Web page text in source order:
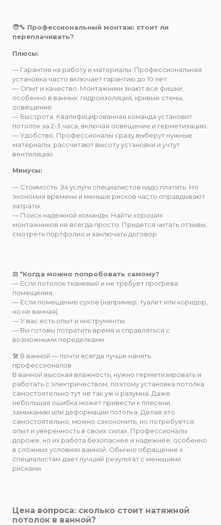
🧑‍🔧 Профессиональный монтаж: стоит ли
переплачивать?
Плюсы:
— Гарантия на работу и материалы. Профессиональная
установка часто включает гарантию до 10 лет.
— Опыт и качество. Монтажники знают все фишки,
особенно в ванных: гидроизоляция, кривые стены,
освещение.
— Быстрота. Квалифицированная команда установит
потолок за 2-3 часа, включая освещение и герметизацию.
— Удобство. Профессионалы сразу выберут нужные
материалы, рассчитают высоту установки и учтут
вентиляцию.
Минусы:
— Стоимость. За услуги специалистов надо платить. Но
экономия времени и меньше рисков часто оправдывают
затраты.
— Поиск надежной команды. Найти хороших
монтажников не всегда просто. Придется читать отзывы,
смотреть портфолио и заключать договор.
⚖️ *Когда можно попробовать самому?
— Если потолок тканевый и не требует прогрева
помещения.
— Если помещение сухое (например, туалет или коридор,
но не ванная).
— У вас есть опыт и инструменты.
— Вы готовы потратить время и справляться с
возможными переделками.
🛠️ В ванной — почти всегда лучше нанять
профессионалов
В ванной высокая влажность, нужно герметизировать и
работать с электричеством, поэтому установка потолка
самостоятельно тут не так уж и разумна. Даже
небольшая ошибка может привести к плесени,
замыканию или деформации потолка. Делая это
самостоятельно, можно сэкономить, но потребуется
опыт и уверенность в своих силах. Профессионалы
дороже, но их работа безопаснее и надежнее, особенно
в сложных условиях ванной. Обычно обращение к
специалистам дает лучший результат с меньшими
рисками.
Цена вопроса: сколько стоит натяжной
потолок в ванной?